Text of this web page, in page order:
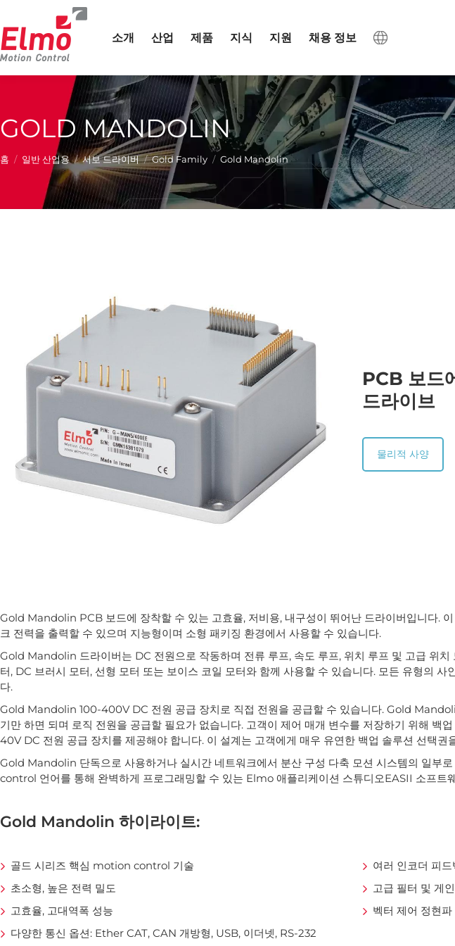
소개 산업 제품 지식 지원 채용 정보
GOLD MANDOLIN
현재 위치:
홈 일반 산업용 서보 드라이버 Gold Family Gold Mandolin
PCB 보드
드라이브
물리적 사양
Gold Mandolin PCB 보드에 장착할 수 있는 고효율, 저비용, 내구성이 뛰어난 드라이버입니다.
크 전력을 출력할 수 있으며 지능형이며 소형 패키징 환경에서 사용할 수 있습니다.
Gold Mandolin 드라이버는 DC 전원으로 작동하며 전류 루프, 속도 루프, 위치 루프 및 고급 위치
터, DC 브러시 모터, 선형 모터 또는 보이스 코일 모터와 함께 사용할 수 있습니다. 모든 유형의
다.
Gold Mandolin 100-400V DC 전원 공급 장치로 직접 전원을 공급할 수 있습니다. Gold
기만 하면 되며 로직 전원을 공급할 필요가 없습니다. 고객이 제어 매개 변수를 저장하기 위해 백
40V DC 전원 공급 장치를 제공해야 합니다. 이 설계는 고객에게 매우 유연한 백업 솔루션 선택권
Gold Mandolin 단독으로 사용하거나 실시간 네트워크에서 분산 구성 다축 모션 시스템의 일부
control 언어를 통해 완벽하게 프로그래밍할 수 있는 Elmo 애플리케이션 스튜디오EASII 소프트
Gold Mandolin 하이라이트:
골드 시리즈 핵심 motion control 기술
초소형, 높은 전력 밀도
고효율, 고대역폭 성능
다양한 통신 옵션: Ether CAT, CAN 개방형, USB, 이더넷, RS-232
여러 인코더 피드
고급 필터 및 게
벡터 제어 정현파